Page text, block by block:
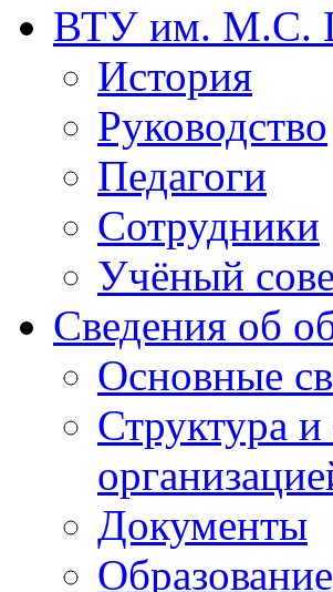
ВТУ им. М.С.
История
Руководство
Педагоги
Сотрудники
Учёный
Сведения об
Основные
Структура
Документы
Образование